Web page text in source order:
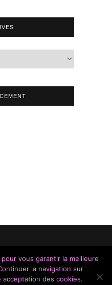
2014 - 2023 / A Cantina
vous garantir la meilleure
la navigation sur
acceptation des cookies.